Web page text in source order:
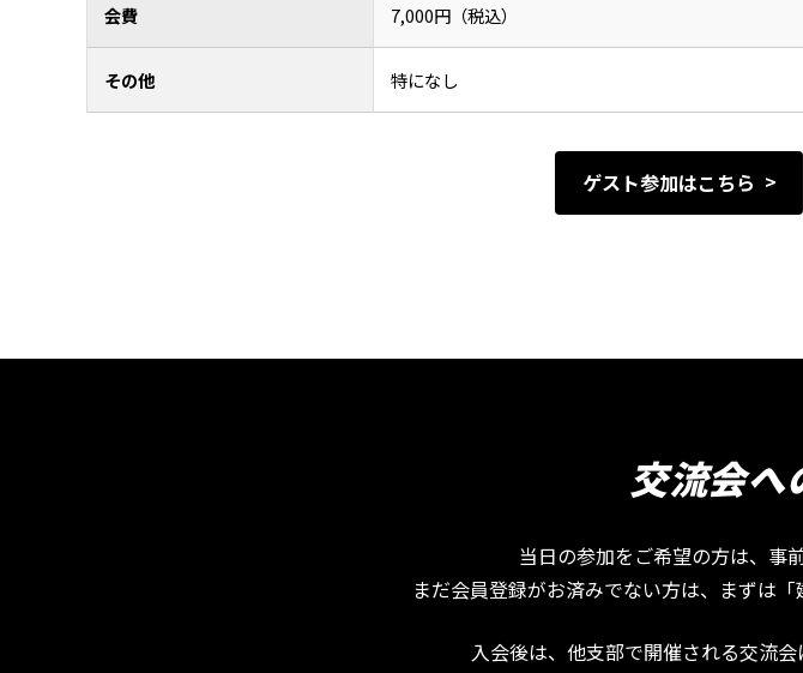
会費 7,000円（税込）
その他 特になし
ゲスト参加はこちら
交流会へ
当日の参加をご希望の方は、事
まだ会員登録がお済みでない方は、まずは
入会後は、他支部で開催される交流